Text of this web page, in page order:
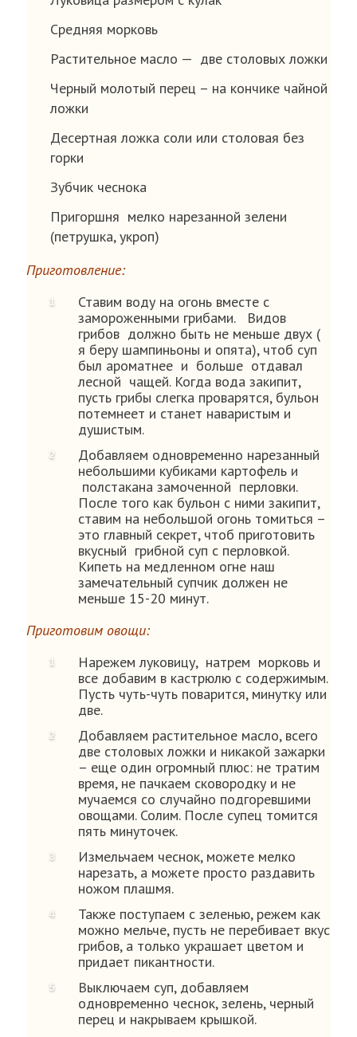
Средняя морковь
Растительное масло — две столовых ложки
Черный молотый перец – на кончике чайной
ложки
Десертная ложка соли или столовая без
горки
Зубчик чеснока
Пригоршня мелко нарезанной зелени
(петрушка, укроп)
Приготовление:
Ставим воду на огонь вместе с
замороженными грибами. Видов
грибов должно быть не меньше двух (
я беру шампиньоны и опята), чтоб суп
был ароматнее и больше отдавал
лесной чащей. Когда вода закипит,
пусть грибы слегка проварятся, бульон
потемнеет и станет наваристым и
душистым.
Добавляем одновременно нарезанный
небольшими кубиками картофель и
полстакана замоченной перловки.
После того как бульон с ними закипит,
ставим на небольшой огонь томиться –
это главный секрет, чтоб приготовить
вкусный грибной суп с перловкой.
Кипеть на медленном огне наш
замечательный супчик должен не
меньше 15-20 минут.
Приготовим овощи:
Нарежем луковицу, натрем морковь и
все добавим в кастрюлю с содержимым.
Пусть чуть-чуть поварится, минутку или
две.
Добавляем растительное масло, всего
две столовых ложки и никакой зажарки
– еще один огромный плюс: не тратим
время, не пачкаем сковородку и не
мучаемся со случайно подгоревшими
овощами. Солим. После супец томится
пять минуточек.
Измельчаем чеснок, можете мелко
нарезать, а можете просто раздавить
ножом плашмя.
Также поступаем с зеленью, режем как
можно мельче, пусть не перебивает вкус
грибов, а только украшает цветом и
придает пикантности.
Выключаем суп, добавляем
одновременно чеснок, зелень, черный
перец и накрываем крышкой.